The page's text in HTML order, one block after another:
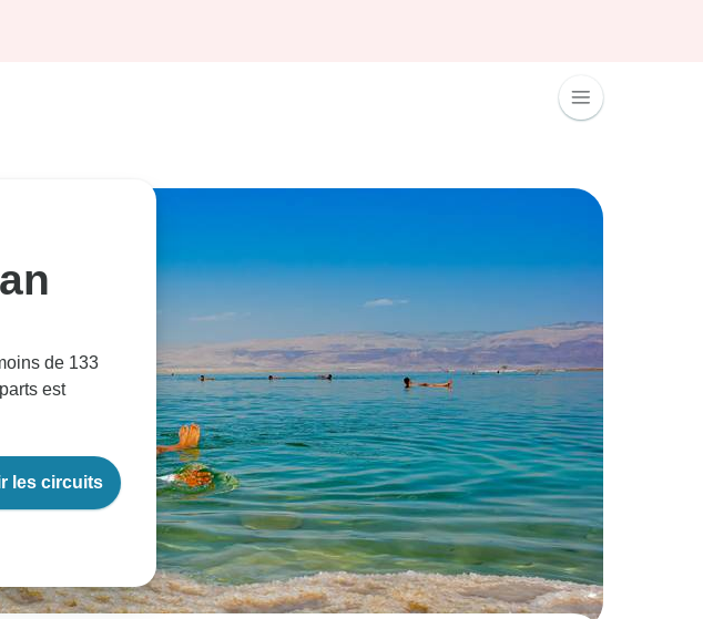
de 133
est
les circuits